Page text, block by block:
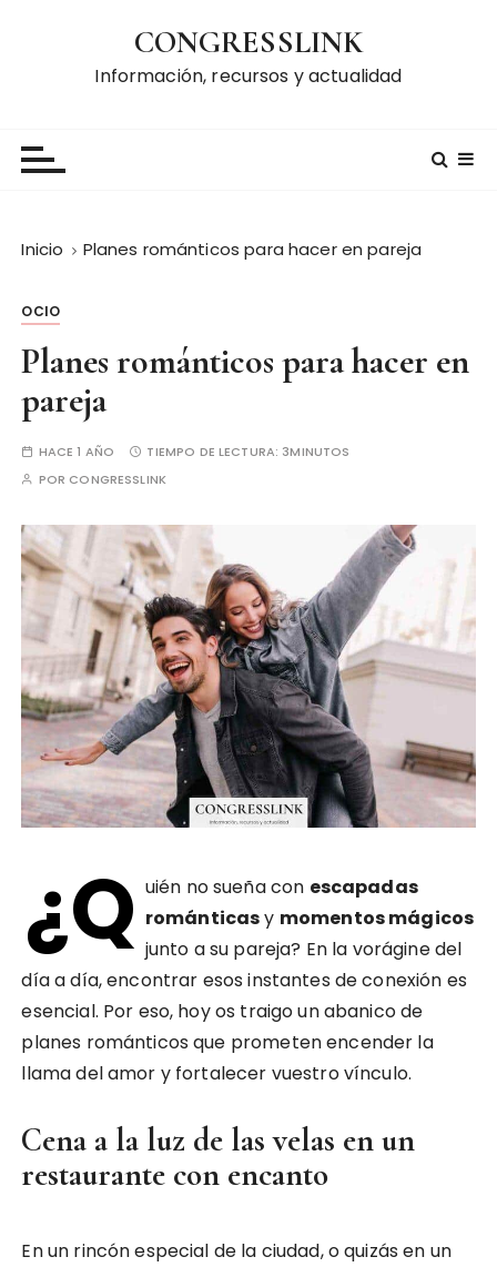
CONGRESSLINK
Información, recursos y actualidad
Inicio Planes románticos para hacer en pareja
OCIO
Planes románticos para hacer en
pareja
HACE 1 AÑO TIEMPO DE LECTURA: 3MINUTOS
POR CONGRESSLINK
¿Q uién no sueña con escapadas
románticasy momentos mágicos
junto a su pareja? En la vorágine del
día a día, encontrar esos instantes de conexión es
esencial. Por eso, hoy os traigo un abanico de
planes románticos que prometen encender la
llama del amor y fortalecer vuestro vínculo.
Cena a la luz de las velas en un
restaurante con encanto
En un rincón especial de la ciudad, o quizás en un